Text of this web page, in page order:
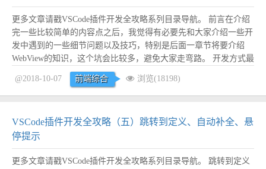
更多文章请戳VSCode插件开发全攻略系列目录导航。 前言在介绍
完一些比较简单的内容点之后，我觉得有必要先和大家介绍一些开
发中遇到的一些细节问题以及技巧，特别是后面一章节将要介绍
WebView的知识，这个坑会比较多，避免大家走弯路。 开发方式最
理想的方式是准备双显示器，一个写代码，一个运行插件，实践证
明这种方式开发效率会提升很多，每次修改完代码之后直接Ctrl+R
重新加载即可，非常方便。 日...阅读全文
@2018-10-07 前端综合 浏览(18198)
VSCode插件开发全攻略（五）跳转到定义、自动补全、悬
停提示
更多文章请戳VSCode插件开发全攻略系列目录导航。 跳转到定义